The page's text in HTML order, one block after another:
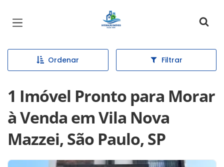
Página inicial
Ordenar Filtrar
1 Imóvel Pronto para Morar
à Venda em Vila Nova
Mazzei, São Paulo, SP